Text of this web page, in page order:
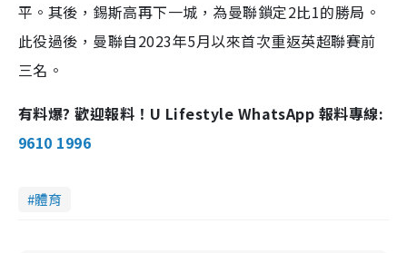
平。其後，錫斯高再下一城，為曼聯鎖定2比1的勝局。
此役過後，曼聯自2023年5月以來首次重返英超聯賽前
三名。
有料爆? 歡迎報料！U Lifestyle WhatsApp 報料專線:
9610 1996
體育